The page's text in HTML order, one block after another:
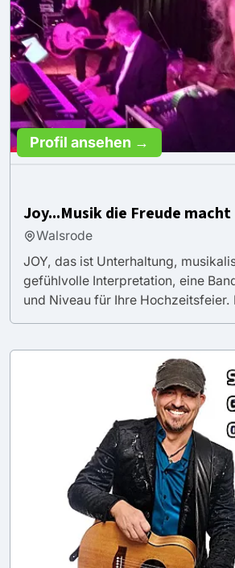
Profil ansehen →
Joy...Musik die Freude macht
Walsrode
JOY, das ist Unterhaltung,
gefühlvolle Interpretation, eine
und Niveau für Ihre Hochzeitsfeier.